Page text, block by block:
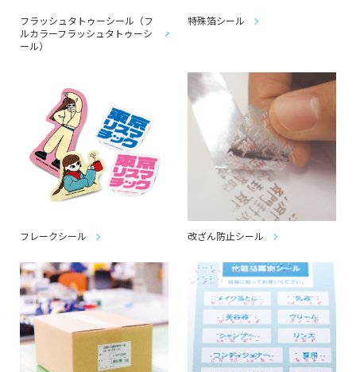
フラッシュタトゥーシール（フ
ルカラーフラッシュタトゥーシ
ール）
特殊箔シール
フレークシール 改ざん防止シール